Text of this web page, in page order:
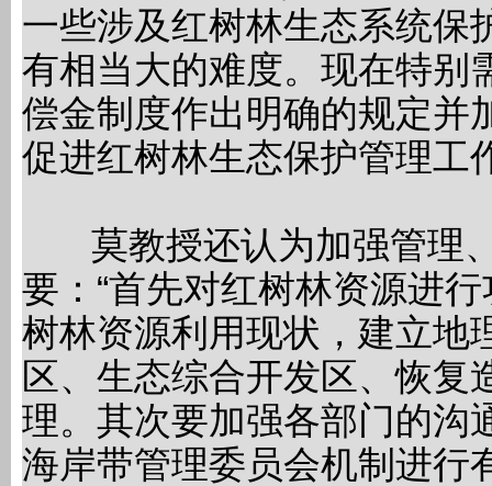
一些涉及红树林生态系统保
有相当大的难度。现在特别
偿金制度作出明确的规定并
促进红树林生态保护管理工
莫教授还认为加强管理
要：“首先对红树林资源进
树林资源利用现状，建立地
区、生态综合开发区、恢复
理。其次要加强各部门的沟
海岸带管理委员会机制进行